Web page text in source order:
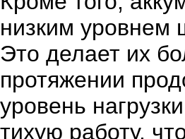
низким уровнем
Это делает их
протяжении
уровень
тихую работу,